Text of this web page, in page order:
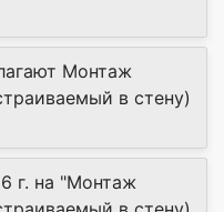
Монтаж
в стену)
г. на "Монтаж